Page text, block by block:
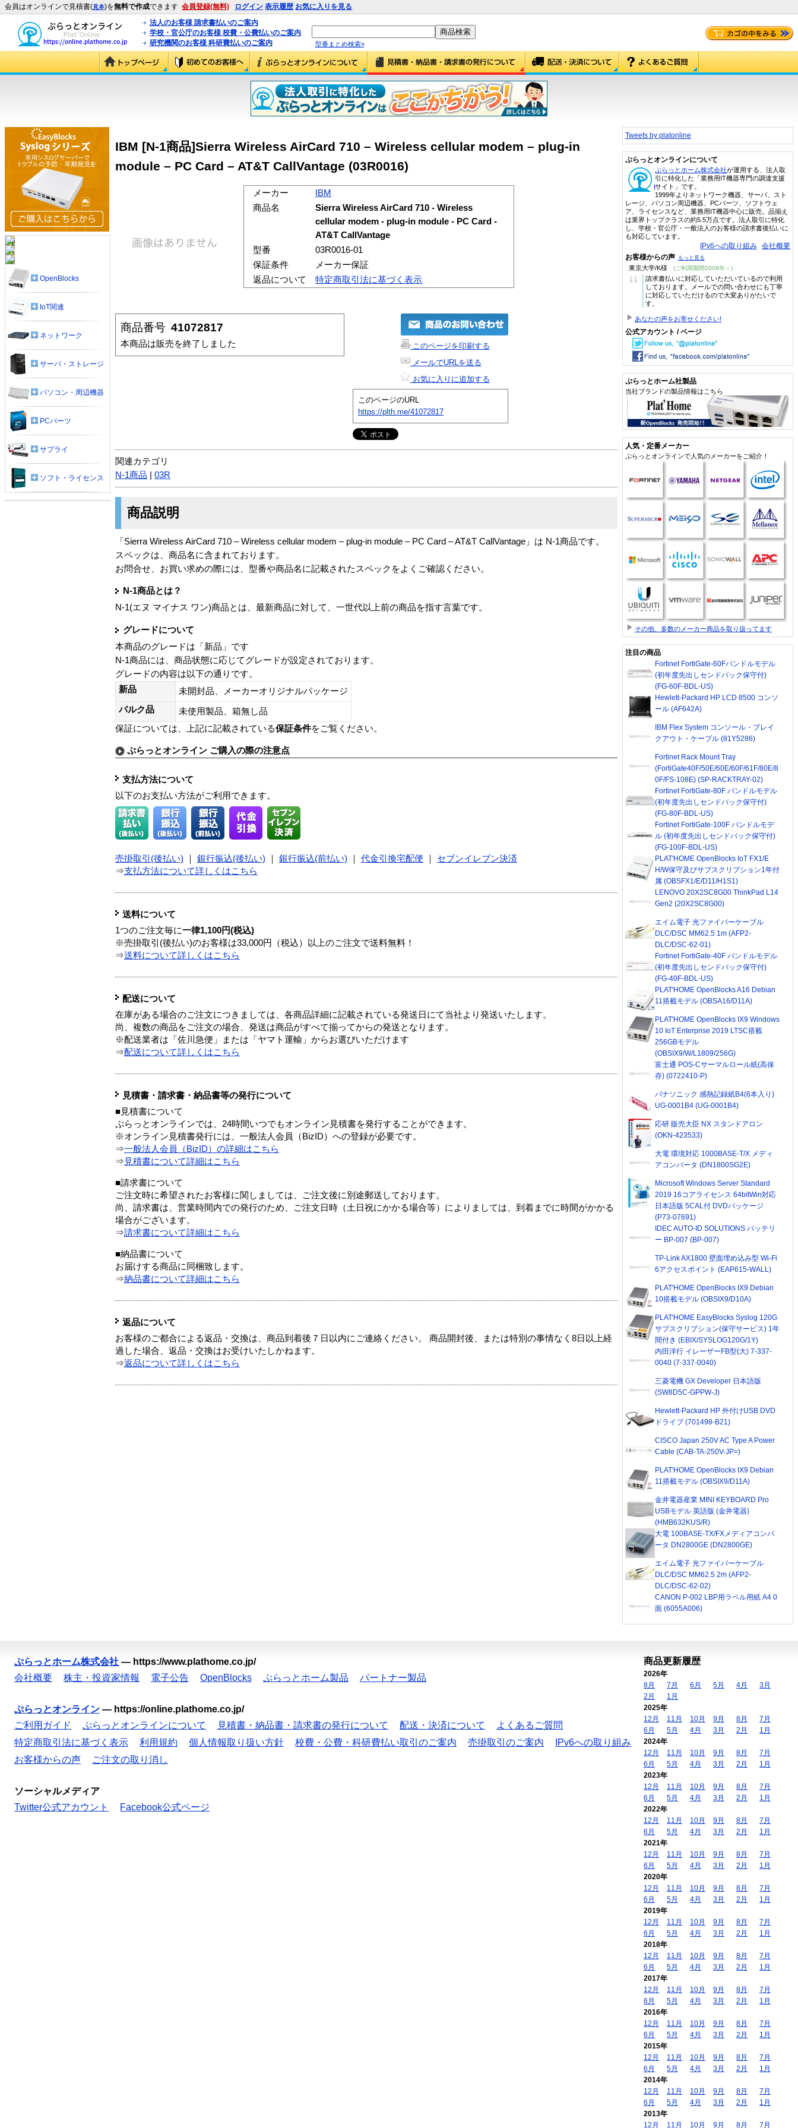
会員はオンラインで見積書(見本)を無料で作成できます 会員登録(無料) ログイン 表示履歴 お気に入りを見る
法人のお客様 請求書払いのご案内
学校・官公庁のお客様 校費・公費払いのご案内
研究機関のお客様 科研費払いのご案内
型番まとめ検索»
IBM [N-1商品]Sierra Wireless AirCard 710 – Wireless cellular modem – plug-in
module – PC Card – AT&T CallVantage (03R0016)
メーカー
IBM
商品名
Sierra Wireless AirCard 710 - Wireless
cellular modem - plug-in module - PC Card -
AT&T CallVantage
型番
03R0016-01
保証条件
メーカー保証
返品について
特定商取引法に基づく表示
商品番号 41072817
本商品は販売を終了しました
このページを印刷する
メールでURLを送る
お気に入りに追加する
このページのURL
https://plth.me/41072817
関連カテゴリ
N-1商品
03R
商品説明
「Sierra Wireless AirCard 710 – Wireless cellular modem – plug-in module – PC Card – AT&T CallVantage」は N-1商品です。
スペックは、商品名に含まれております。
お問合せ、お買い求めの際には、型番や商品名に記載されたスペックをよくご確認ください。
N-1商品とは？
N-1(エヌ マイナス ワン)商品とは、最新商品に対して、一世代以上前の商品を指す言葉です。
グレードについて
本商品のグレードは「新品」です
N-1商品には、商品状態に応じてグレードが設定されております。
グレードの内容は以下の通りです。
新品
未開封品、メーカーオリジナルパッケージ
バルク品
未使用製品、箱無し品
保証については、上記に記載されている保証条件をご覧ください。
ぷらっとオンライン ご購入の際の注意点
支払方法について
以下のお支払い方法がご利用できます。
売掛取引(後払い) 銀行振込(後払い) 銀行振込(前払い) 代金引換宅配便
セブンイレブン決済
⇒支払方法について詳しくはこちら
送料について
1つのご注文毎に一律1,100円(税込)
※売掛取引(後払い)のお客様は33,000円（税込）以上のご注文で送料無料！
⇒送料について詳しくはこちら
配送について
在庫がある場合のご注文につきましては、各商品詳細に記載されている発送日にて当社より発送いたします。
尚、複数の商品をご注文の場合、発送は商品がすべて揃ってからの発送となります。
※配送業者は「佐川急便」または「ヤマト運輸」からお選びいただけます
⇒配送について詳しくはこちら
見積書・請求書・納品書等の発行について
■見積書について
ぷらっとオンラインでは、24時間いつでもオンライン見積書を発行することができます。
※オンライン見積書発行には、一般法人会員（BizID）への登録が必要です。
⇒一般法人会員（BizID）の詳細はこちら
⇒ 見積書について詳細はこちら
■請求書について
ご注文時に希望されたお客様に関しましては、ご注文後に別途郵送しております。
尚、請求書は、営業時間内での発行のため、ご注文日時（土日祝にかかる場合等）によりましては、到着までに時間がかかる
場合がございます。
⇒請求書について詳細はこちら
■納品書について
お届けする商品に同梱致します。
⇒納品書について詳細はこちら
返品について
お客様のご都合による返品・交換は、商品到着後７日以内にご連絡ください。 商品開封後、または特別の事情なく8日以上経
過した場合、返品・交換はお受けいたしかねます。
⇒返品について詳しくはこちら
OpenBlocks
IoT関連
ネットワーク
サーバ・ストレージ
パソコン・周辺機器
PCパーツ
サプライ
ソフト・ライセンス
Tweets by platonline
ぷらっとオンラインについて
ぷらっとホーム株式会社が運用する、法人取
引に特化した「業務用IT機器専門の調達支援
サイト」です。
1999年よりネットワーク機器、サーバ、スト
レージ、パソコン周辺機器、PCパーツ、ソフトウェ
ア、ライセンスなど、業務用IT機器中心に販売。品揃え
は業界トップクラスの約5.5万点です。法人取引に特化
し、学校・官公庁・一般法人のお客様の請求書後払いに
も対応しています。
IPv6への取り組み 会社概要
お客様からの声 もっと見る
東京大学/K様 (ご利用期間2009年～)
“
請求書払いに対応していただいているので利用
しております。メールでの問い合わせにも丁寧
に対応していただけるので大変ありがたいで
す。
あなたの声をお寄せください!
公式アカウント / ページ
ぷらっとホーム社製品
当社ブランドの製品情報はこちら
人気・定番メーカー
ぷらっとオンラインで人気のメーカーをご紹介！
その他、多数のメーカー商品を取り扱ってます
注目の商品
Fortinet FortiGate-60Fバンドルモデル
(初年度先出しセンドバック保守付)
(FG-60F-BDL-US)
Hewlett-Packard HP LCD 8500 コンソ
ール (AF642A)
IBM Flex System コンソール・ブレイ
クアウト・ケーブル (81Y5286)
Fortinet Rack Mount Tray
(FortiGate40F/50E/60E/60F/61F/80E/8
0F/FS-108E) (SP-RACKTRAY-02)
Fortinet FortiGate-80F バンドルモデル
(初年度先出しセンドバック保守付)
(FG-80F-BDL-US)
Fortinet FortiGate-100F バンドルモデ
ル (初年度先出しセンドバック保守付)
(FG-100F-BDL-US)
PLAT'HOME OpenBlocks IoT FX1/E
H/W保守及びサブスクリプション1年付
属 (OBSFX1/E/D11/H1S1)
LENOVO 20X2SC8G00 ThinkPad L14
Gen2 (20X2SC8G00)
エイム電子 光ファイバーケーブル
DLC/DSC MM62.5 1m (AFP2-
DLC/DSC-62-01)
Fortinet FortiGate-40F バンドルモデル
(初年度先出しセンドバック保守付)
(FG-40F-BDL-US)
PLAT'HOME OpenBlocks A16 Debian
11搭載モデル (OBSA16/D11A)
PLAT'HOME OpenBlocks IX9 Windows
10 IoT Enterprise 2019 LTSC搭載
256GBモデル
(OBSIX9/W/L1809/256G)
富士通 POS-Cサーマルロール紙(高保
存) (0722410-P)
パナソニック 感熱記録紙B4(6本入り)
UG-0001B4 (UG-0001B4)
応研 販売大臣 NX スタンドアロン
(OKN-423533)
大電 環境対応 1000BASE-T/X メディ
アコンバータ (DN1800SG2E)
Microsoft Windows Server Standard
2019 16コアライセンス 64bitWin対応
日本語版 5CAL付 DVDパッケージ
(P73-07691)
IDEC AUTO-ID SOLUTIONS バッテリ
ー BP-007 (BP-007)
TP-Link AX1800 壁面埋め込み型 Wi-Fi
6アクセスポイント (EAP615-WALL)
PLAT'HOME OpenBlocks IX9 Debian
10搭載モデル (OBSIX9/D10A)
PLAT'HOME EasyBlocks Syslog 120G
サブスクリプション(保守サービス) 1年
間付き (EBIX/SYSLOG120G/1Y)
内田洋行 イレーザーFB型(大) 7-337-
0040 (7-337-0040)
三菱電機 GX Developer 日本語版
(SW8D5C-GPPW-J)
Hewlett-Packard HP 外付けUSB DVD
ドライブ (701498-B21)
CISCO Japan 250V AC Type A Power
Cable (CAB-TA-250V-JP=)
PLAT'HOME OpenBlocks IX9 Debian
11搭載モデル (OBSIX9/D11A)
金井電器産業 MINI KEYBOARD Pro
USBモデル 英語版 (金井電器)
(HMB632KUS/R)
大電 100BASE-TX/FXメディアコンバ
ータ DN2800GE (DN2800GE)
エイム電子 光ファイバーケーブル
DLC/DSC MM62.5 2m (AFP2-
DLC/DSC-62-02)
CANON P-002 LBP用ラベル用紙 A4 0
面 (6055A006)
ぷらっとホーム株式会社 — https://www.plathome.co.jp/
会社概要
株主・投資家情報 電子公告 OpenBlocks ぷらっとホーム製品 パートナー製品
ぷらっとオンライン — https://online.plathome.co.jp/
ご利用ガイド
ぷらっとオンラインについて 見積書・納品書・請求書の発行について 配送・決済について
よくあるご質問
特定商取引法に基づく表示
利用規約 個人情報取り扱い方針 校費・公費・科研費払い取引のご案内 売掛取引のご案内
IPv6への取り組み
お客様からの声
ご注文の取り消し
ソーシャルメディア
Twitter公式アカウント
Facebook公式ページ
商品更新履歴
2026年
8月
7月 6月 5月 4月
3月
2月
1月
2025年
12月
11月 10月 9月 8月
7月
6月
5月 4月 3月 2月
1月
2024年
12月
11月 10月 9月 8月
7月
6月
5月 4月 3月 2月
1月
2023年
12月
11月 10月 9月 8月
7月
6月
5月 4月 3月 2月
1月
2022年
12月
11月 10月 9月 8月
7月
6月
5月 4月 3月 2月
1月
2021年
12月
11月 10月 9月 8月
7月
6月
5月 4月 3月 2月
1月
2020年
12月
11月 10月 9月 8月
7月
6月
5月 4月 3月 2月
1月
2019年
12月
11月 10月 9月 8月
7月
6月
5月 4月 3月 2月
1月
2018年
12月
11月 10月 9月 8月
7月
6月
5月 4月 3月 2月
1月
2017年
12月
11月 10月 9月 8月
7月
6月
5月 4月 3月 2月
1月
2016年
12月
11月 10月 9月 8月
7月
6月
5月 4月 3月 2月
1月
2015年
12月
11月 10月 9月 8月
7月
6月
5月 4月 3月 2月
1月
2014年
12月
11月 10月 9月 8月
7月
6月
5月 4月 3月 2月
1月
2013年
12月
11月 10月 9月 8月 7月